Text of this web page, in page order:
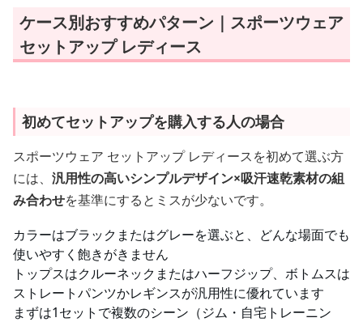
ケース別おすすめパターン｜スポーツウェア
セットアップ レディース
初めてセットアップを購入する人の場合
スポーツウェア セットアップ レディースを初めて選ぶ方
には、 汎用性の高いシンプルデザイン×吸汗速乾素材の組
み合わせを基準にするとミスが少ないです。
カラーはブラックまたはグレーを選ぶと、どんな場面でも
使いやすく飽きがきません
トップスはクルーネックまたはハーフジップ、ボトムスは
ストレートパンツかレギンスが汎用性に優れています
まずは1セットで複数のシーン（ジム・自宅トレーニン